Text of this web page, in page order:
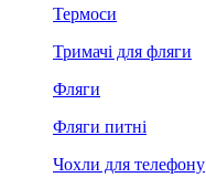
Термоси
Тримачі для фляги
Фляги
Фляги питні
Чохли для телефону